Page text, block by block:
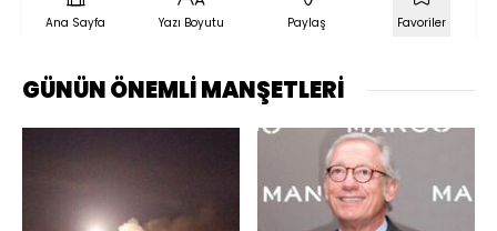
Ana Sayfa Yazı Boyutu Paylaş Favoriler
GÜNÜN ÖNEMLİ MANŞETLERİ